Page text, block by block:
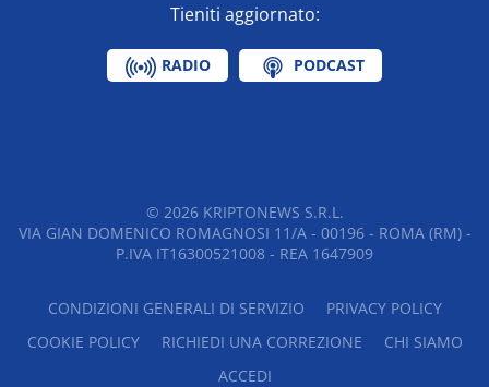
Tieniti aggiornato:
RADIO PODCAST
© 2026KRIPTONEWS S.R.L.
VIA GIAN DOMENICO ROMAGNOSI 11/A - 00196 - ROMA (RM) -
P.IVA IT16300521008 - REA 1647909
CONDIZIONI GENERALI DI SERVIZIO
PRIVACY POLICY
COOKIE POLICY
RICHIEDI UNA CORREZIONE
CHI SIAMO
ACCEDI